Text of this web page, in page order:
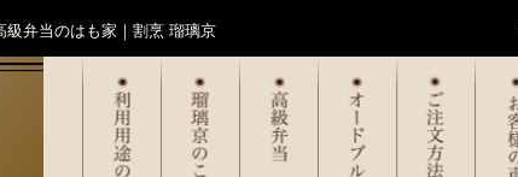
級弁当のはも家｜割烹 瑠璃京